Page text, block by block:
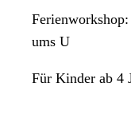
ums U
Für Kinder ab 4